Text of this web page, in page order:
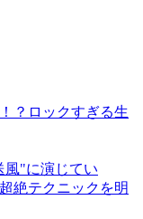
？ロックすぎる生
風"に演じてい
絶テクニックを明